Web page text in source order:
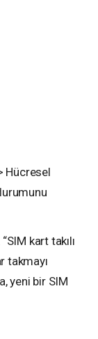
Hücresel
kart takılı
takmayı
yeni bir SIM